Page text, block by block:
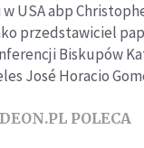
USA abp
przedstawiciel
Biskupów
José Horacio
DEON.PL POLECA